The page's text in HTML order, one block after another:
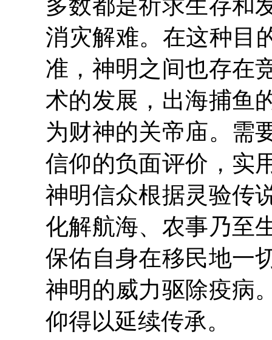
多数都是祈求生存和
消灾解难。在这种目
准，神明之间也存在
术的发展，出海捕鱼
为财神的关帝庙。需
信仰的负面评价，实
神明信众根据灵验传
化解航海、农事乃至
保佑自身在移民地一
神明的威力驱除疫病
仰得以延续传承。